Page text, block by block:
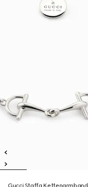
Gucci Staffa Kettenarmband